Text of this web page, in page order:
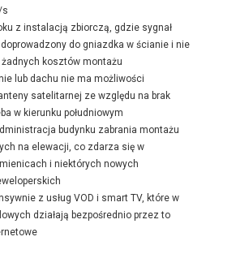
s
z instalacją zbiorczą, gdzie sygnał
do gniazdka w ścianie i nie
kosztów montażu
lub dachu nie ma możliwości
satelitarnej ze względu na brak
w kierunku południowym
budynku zabrania montażu
na elewacji, co zdarza się w
i niektórych nowych
z usług VOD i smart TV, które w
działają bezpośrednio przez to